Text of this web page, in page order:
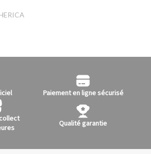
Paiement en ligne sécurisé
Qualité garantie